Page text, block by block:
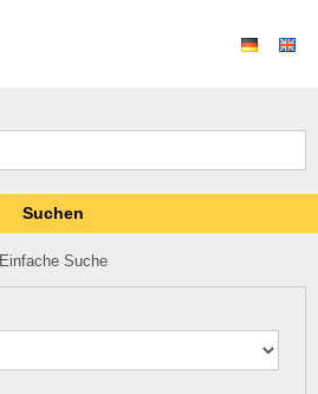
Suchen
Einfache Suche